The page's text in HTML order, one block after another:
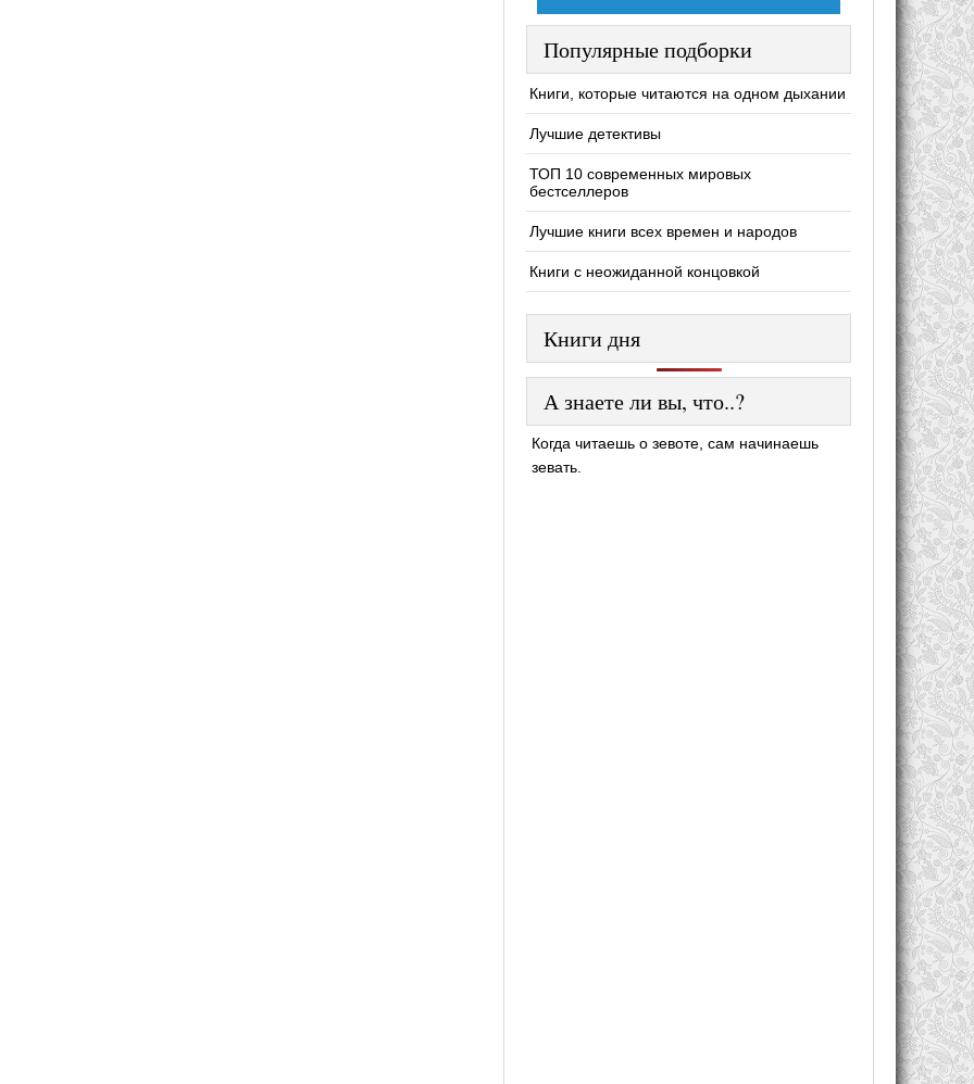
Популярные подборки
Книги, которые читаются на одном дыхании
Лучшие детективы
ТОП 10 современных мировых
бестселлеров
Лучшие книги всех времен и народов
Книги с неожиданной концовкой
Книги дня
А знаете ли вы, что..?
Когда читаешь о зевоте, сам начинаешь
зевать.